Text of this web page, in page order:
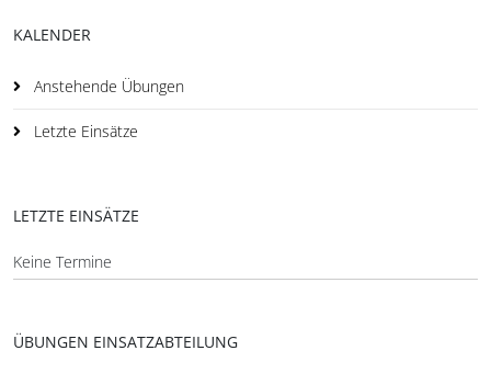
KALENDER
Anstehende Übungen
Letzte Einsätze
LETZTE EINSÄTZE
Keine Termine
ÜBUNGEN EINSATZABTEILUNG